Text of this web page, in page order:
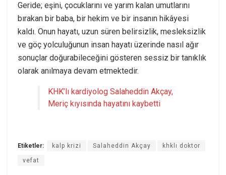
Geride; eşini, çocuklarını ve yarım kalan umutlarını
bırakan bir baba, bir hekim ve bir insanın hikâyesi
kaldı. Onun hayatı, uzun süren belirsizlik, mesleksizlik
ve göç yolculuğunun insan hayatı üzerinde nasıl ağır
sonuçlar doğurabileceğini gösteren sessiz bir tanıklık
olarak anılmaya devam etmektedir.
KHK’lı kardiyolog Salaheddin Akçay,
Meriç kıyısında hayatını kaybetti
Etiketler: kalp krizi Salaheddin Akçay khklı doktor
vefat